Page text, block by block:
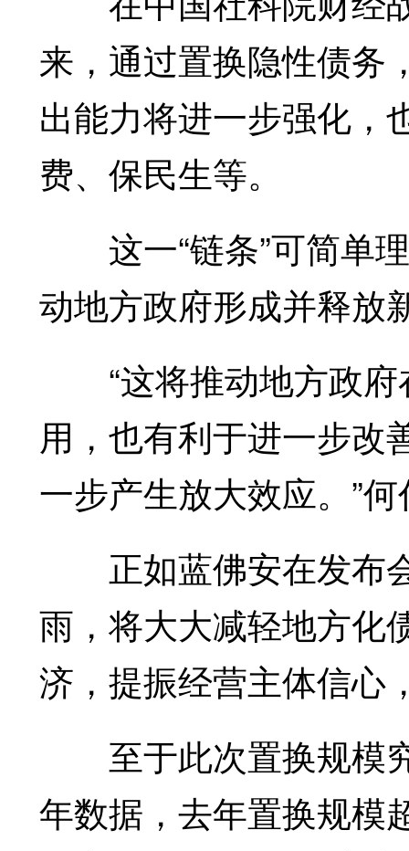
来，通过置换隐性债务
出能力将进一步强化，
费、保民生等。
这一“链条”可简单理
动地方政府形成并释放
“这将推动地方政府
用，也有利于进一步改
一步产生放大效应。”
正如蓝佛安在发布会
雨，将大大减轻地方化
济，提振经营主体信心
至于此次置换规模
年数据，去年置换规模